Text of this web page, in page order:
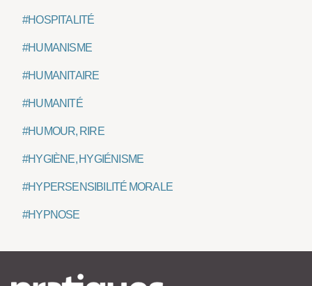
#HOSPITALITÉ
#HUMANISME
#HUMANITAIRE
#HUMANITÉ
#HUMOUR, RIRE
#HYGIÈNE, HYGIÉNISME
#HYPERSENSIBILITÉ MORALE
#HYPNOSE